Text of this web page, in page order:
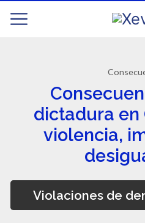
dictadura en
violencia,
Violaciones de